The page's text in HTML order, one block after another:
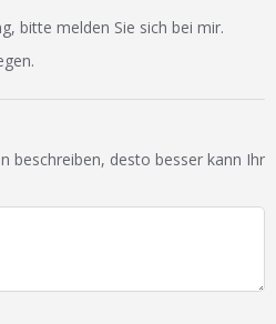
schon dabei?
Login
bitte melden Sie sich bei mir.
beschreiben, desto besser kann Ihr